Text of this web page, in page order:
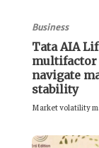
Business
Tata AIA
multifactor
navigate
stability
Market volatility